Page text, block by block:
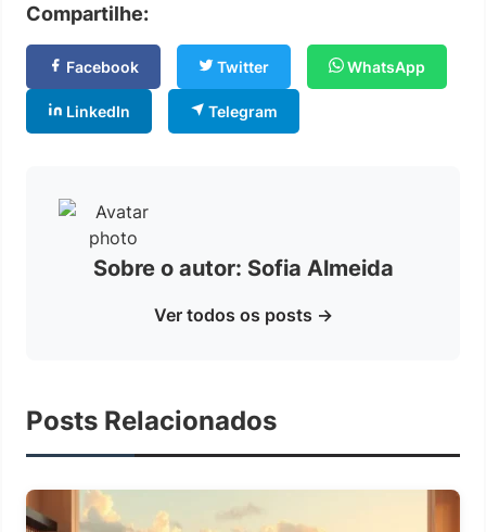
Compartilhe:
Facebook Twitter WhatsApp
LinkedIn Telegram
Sobre o autor: Sofia Almeida
Ver todos os posts →
Posts Relacionados